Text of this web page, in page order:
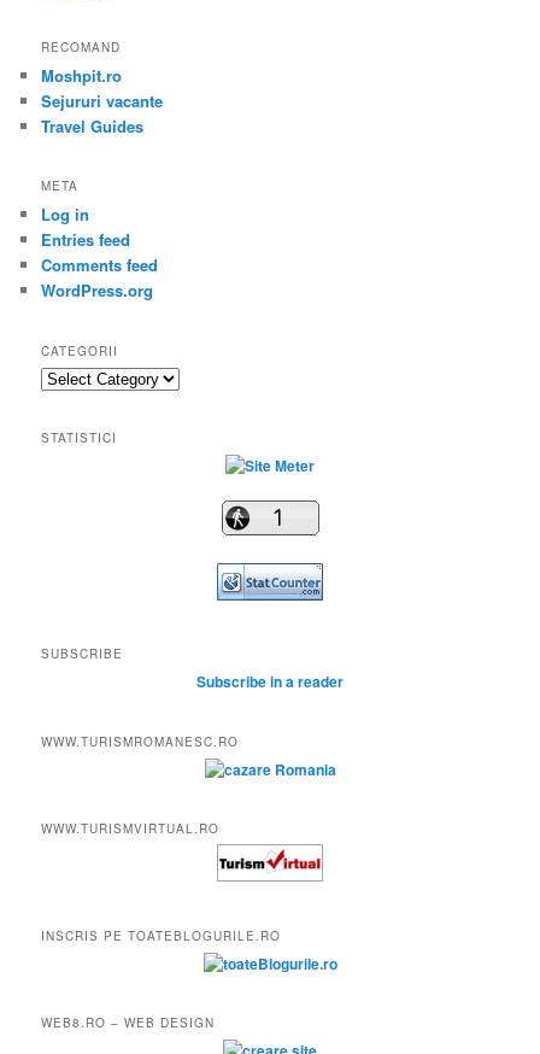
RECOMAND
Moshpit.ro
Sejururi vacante
Travel Guides
META
Log in
Entries feed
Comments feed
WordPress.org
CATEGORII
Categorii
STATISTICI
SUBSCRIBE
Subscribe in a reader
WWW.TURISMROMANESC.RO
WWW.TURISMVIRTUAL.RO
INSCRIS PE TOATEBLOGURILE.RO
WEB8.RO – WEB DESIGN